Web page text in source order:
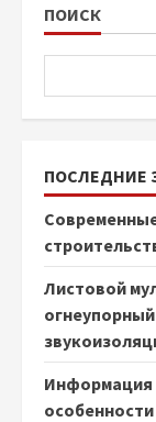
ПОИСК
ПОСЛЕДНИЕ
Листовой
Информация